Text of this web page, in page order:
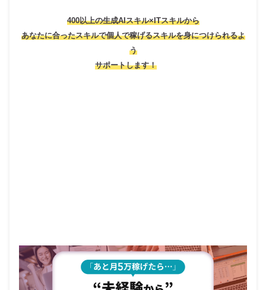
400以上の生成AIスキル×ITスキルから
あなたに合ったスキルで個人で稼げるスキルを身につけられるよ
う
サポートします！